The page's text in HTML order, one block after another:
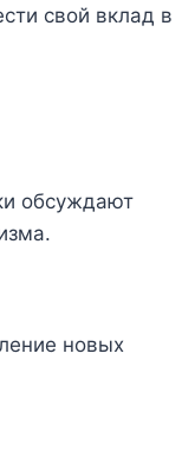
свой вклад в
обсуждают
новых